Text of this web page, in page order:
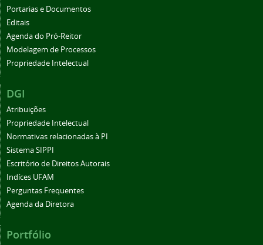
Portarias e Documentos
Editais
Agenda do Pró-Reitor
Modelagem de Processos
Propriedade Intelectual
DGI
Atribuições
Propriedade Intelectual
Normativas relacionadas à PI
Sistema SIPPI
Escritório de Direitos Autorais
Indíces UFAM
Perguntas Frequentes
Agenda da Diretora
Portfólio